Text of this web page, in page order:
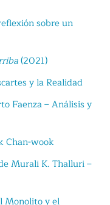
sobre un
(2021)
y la Realidad
Faenza – Análisis y
Chan-wook
Murali K. Thalluri –
Monolito y el